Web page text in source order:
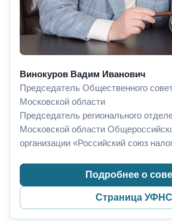
Винокуров Вадим Иванович
Председатель Общественного
Московской области
Председатель регионального
Московской области
организации «Российский союз
Подробнее о
Страница УФНС